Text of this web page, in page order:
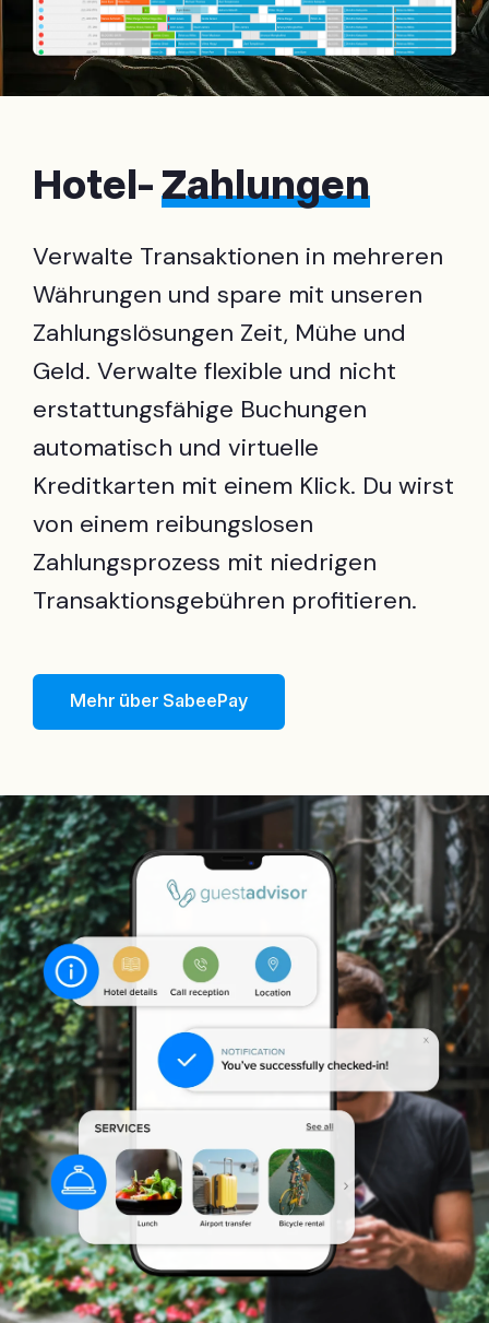
Hotel-Zahlungen
Verwalte Transaktionen in mehreren
Währungen und spare mit unseren
Zahlungslösungen Zeit, Mühe und
Geld. Verwalte flexible und nicht
erstattungsfähige Buchungen
automatisch und virtuelle
Kreditkarten mit einem Klick. Du wirst
von einem reibungslosen
Zahlungsprozess mit niedrigen
Transaktionsgebühren profitieren.
Mehr über SabeePay